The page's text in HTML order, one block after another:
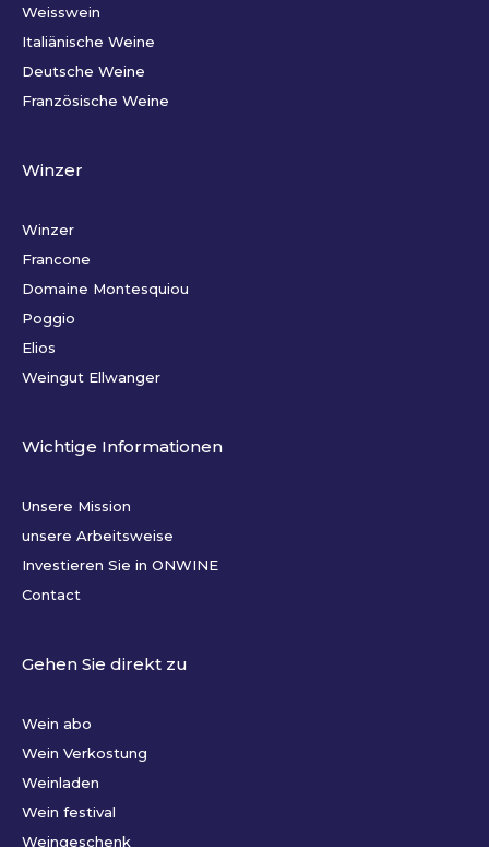
Weisswein
Italiänische Weine
Deutsche Weine
Französische Weine
Winzer
Winzer
Francone
Domaine Montesquiou
Poggio
Elios
Weingut Ellwanger
Wichtige Informationen
Unsere Mission
unsere Arbeitsweise
Investieren Sie in ONWINE
Contact
Gehen Sie direkt zu
Wein abo
Wein Verkostung
Weinladen
Wein festival
Weingeschenk